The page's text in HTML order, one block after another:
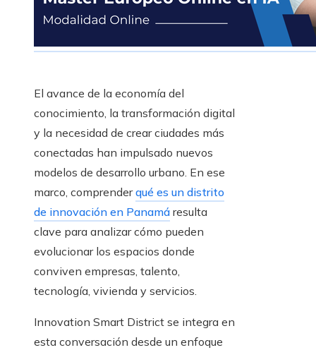
El avance de la economía del
conocimiento, la transformación digital
y la necesidad de crear ciudades más
conectadas han impulsado nuevos
modelos de desarrollo urbano. En ese
marco, comprenderqué es un distrito
de innovación en Panamá resulta
clave para analizar cómo pueden
evolucionar los espacios donde
conviven empresas, talento,
tecnología, vivienda y servicios.
Innovation Smart District se integra en
esta conversación desde un enfoque